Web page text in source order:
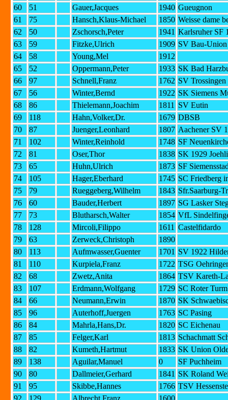
60
51 Gauer,Jacques 1940 Gueugnon
61
75 Hansch,Klaus-Michael 1850 Weisse dame
62
50 Zschorsch,Peter 1941 Karlsruher SF
63
59 Fitzke,Ulrich 1909 SV Bau-Union
64
58 Young,Mel
1912
65
52 Oppermann,Peter 1933 SK Bad
66
97 Schnell,Franz 1762 SV Trossingen
67
56 Winter,Bernd 1922 SK Siemens
68
86 Thielemann,Joachim 1811
SV Eutin
69
118 Hahn,Volker,Dr. 1679 DBSB
70
87 Juenger,Leonhard 1807 Aachener SV
71
102 Winter,Reinhold 1748 SF
72
81 Oser,Thor 1838 SK 1929
73
65 Huhn,Ulrich 1873 SF
74
105 Hager,Eberhard 1745 SC Friedberg
75
79 Rueggeberg,Wilhelm 1843 Sfr.Saarburg-
76
60 Bauder,Herbert 1897 SG Lasker
77
73 Blutharsch,Walter 1854 VfL
78
128 Mircoli,Filippo 1611 Castelfidardo
79
63 Zerweck,Christoph
1890
80
113 Aufmwasser,Guenter 1701 SV 1922
81
110 Kurpiela,Franz 1722 TSG
82
68 Zwetz,Anita 1864 TSV Kareth-
83
107 Erdmann,Wolfgang 1729 SC Roter
84
66 Neumann,Erwin 1870 SK
85
96 Auterhoff,Juergen 1763 SC Pasing
86
84 Mahrla,Hans,Dr. 1820 SC Eichenau
87
85 Felger,Karl 1813 Schachmatt
88
82 Kumeth,Hartmut 1833 SK Union
89
138 Aguilar,Manuel 0
SF Puchheim
90
80 Dallmeier,Gerhard 1841 SK Roland
91
95 Skibbe,Hannes 1766 TSV
92
129 Albrecht,Franz 1600